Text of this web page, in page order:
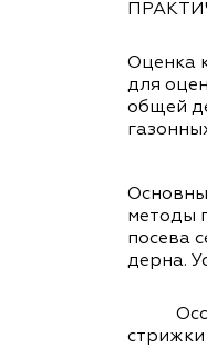
Оценка
для
общей
методы
посева
дерна.